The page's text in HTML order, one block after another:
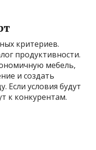
критериев.
продуктивности.
мебель,
и создать
Если условия будут
к конкурентам.